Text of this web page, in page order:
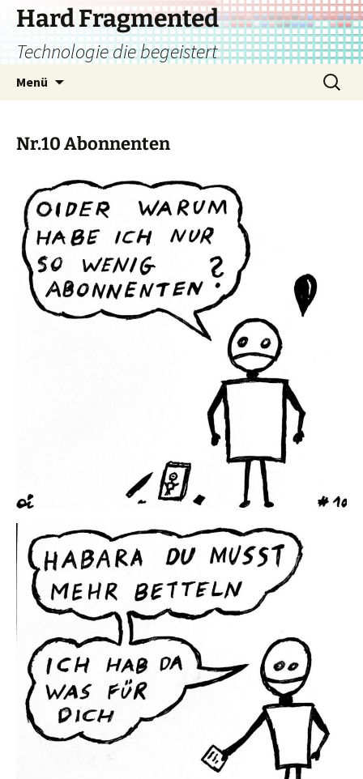
Zum
Inhalt
springen
Hard Fragmented
Technologie die begeistert
Menü
Suchen
nach:
Nr.10 Abonnenten